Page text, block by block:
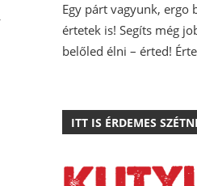
Egy párt vagyunk, ergo
értetek is! Segíts még
belőled élni – érted!
ITT IS ÉRDEMES